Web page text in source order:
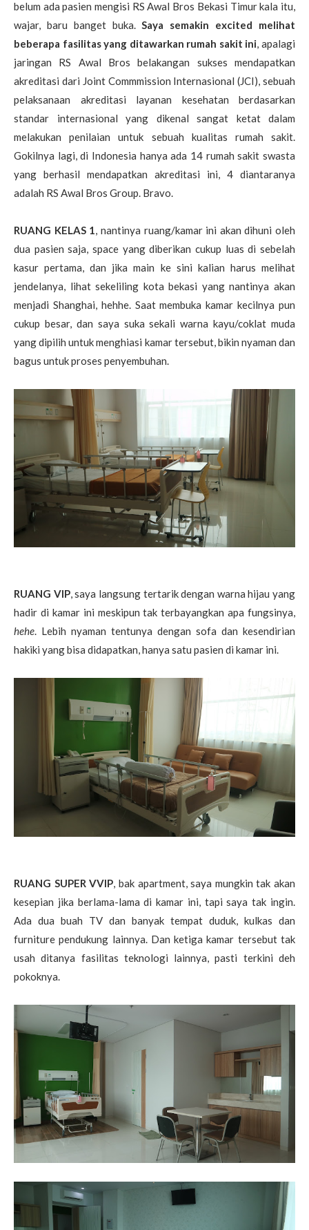
belum ada pasien mengisi RS Awal Bros Bekasi Timur kala itu,
wajar, baru banget buka.Saya semakin excited melihat
beberapa fasilitas yang ditawarkan rumah sakit ini, apalagi
jaringan RS Awal Bros belakangan sukses mendapatkan
akreditasi dari Joint Commmission Internasional (JCI), sebuah
pelaksanaan akreditasi layanan kesehatan berdasarkan
standar internasional yang dikenal sangat ketat dalam
melakukan penilaian untuk sebuah kualitas rumah sakit.
Gokilnya lagi, di Indonesia hanya ada 14 rumah sakit swasta
yang berhasil mendapatkan akreditasi ini, 4 diantaranya
adalah RS Awal Bros Group. Bravo.
RUANG KELAS 1, nantinya ruang/kamar ini akan dihuni oleh
dua pasien saja, space yang diberikan cukup luas di sebelah
kasur pertama, dan jika main ke sini kalian harus melihat
jendelanya, lihat sekeliling kota bekasi yang nantinya akan
menjadi Shanghai, hehhe. Saat membuka kamar kecilnya pun
cukup besar, dan saya suka sekali warna kayu/coklat muda
yang dipilih untuk menghiasi kamar tersebut, bikin nyaman dan
bagus untuk proses penyembuhan.
RUANG VIP, saya langsung tertarik dengan warna hijau yang
hadir di kamar ini meskipun tak terbayangkan apa fungsinya,
hehe. Lebih nyaman tentunya dengan sofa dan kesendirian
hakiki yang bisa didapatkan, hanya satu pasien di kamar ini.
RUANG SUPER VVIP, bak apartment, saya mungkin tak akan
kesepian jika berlama-lama di kamar ini, tapi saya tak ingin.
Ada dua buah TV dan banyak tempat duduk, kulkas dan
furniture pendukung lainnya. Dan ketiga kamar tersebut tak
usah ditanya fasilitas teknologi lainnya, pasti terkini deh
pokoknya.